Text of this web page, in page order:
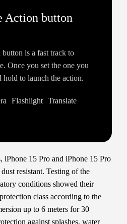
Action button
is a fast track to
Once you set the one you
hold to launch the action.
Flashlight Translate
iPhone 15 Pro and iPhone 15 Pro
resistant. Testing of the
conditions showed their
class according to the
up to 6 meters for 30
against splashes, water